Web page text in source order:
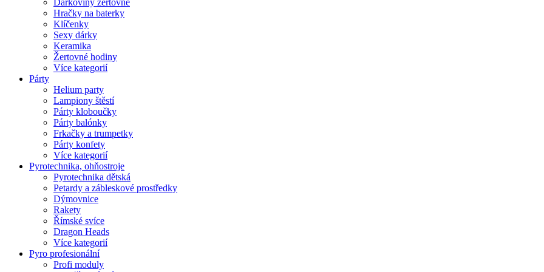
Hračky na baterky
Klíčenky
Sexy dárky
Keramika
Žertovné hodiny
Více kategorií
Párty
Helium party
Lampiony štěstí
Párty kloboučky
Párty balónky
Frkačky a trumpetky
Párty konfety
Více kategorií
Pyrotechnika, ohňostroje
Pyrotechnika dětská
Petardy a zábleskové prostředky
Dýmovnice
Rakety
Římské svíce
Dragon Heads
Více kategorií
Pyro profesionální
Profi moduly